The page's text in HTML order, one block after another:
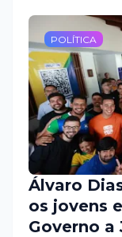
POLÍTICA
Álvaro
os jovens
Governo